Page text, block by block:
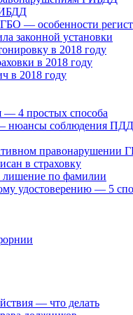
— особенности
законной установки
в 2018 году
в 2018 году
в 2018 году
4 простых способа
— нюансы соблюдения ПДД
в страховку
лишение по фамилии
удостоверению — 5
— что делать